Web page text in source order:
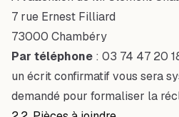
7 rue Ernest Filliard
73000 Chambéry
Par téléphone : 03 74 47 20
un écrit confirmatif vous sera
demandé pour formaliser la